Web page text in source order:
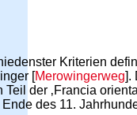
Kriterien
[Merowingerweg].
der ‚Francia
des 11.